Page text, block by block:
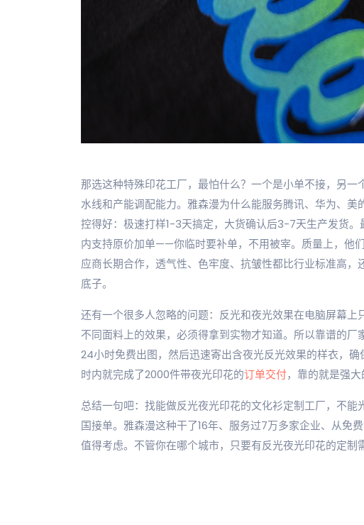
那选这种特殊印花工厂，最怕什么？一个是小单不接，另
水线和产能调配能力。雅森漫为什么能服务腾讯、华为、
控得好：极速打样1-3天搞定，大货确认后3-7天生产发货
内支持原价加单——你临时要补单，不用被宰。质量上，他
应商长期合作，透气性、色牢度、抗皱性都比行业标准高
底子。
还有一个很多人忽略的问题：反光和夜光效果在电脑屏幕
不同面料上的效果，必须得拿到实物才知道。所以靠谱的
24小时免费出图，然后迅速寄出含夜光反光效果的样衣，
时内就完成了2000件带夜光印花的订单交付，靠的就是强大
总结一句吧：找能做反光夜光印花的文化衫定制工厂，不
国接单。雅森漫这种干了16年、服务过7万多家企业、从免
值得考虑。不管你在哪个城市，只要有反光夜光印花的定制